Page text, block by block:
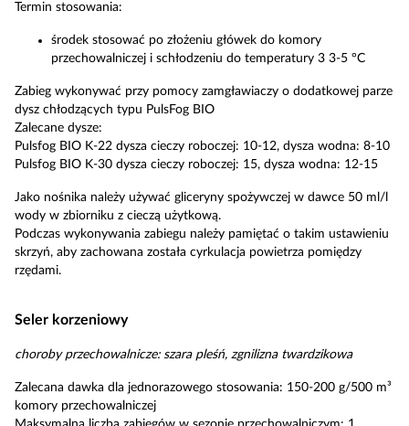
Termin stosowania:
środek stosować po złożeniu główek do komory
przechowalniczej i schłodzeniu do temperatury 3 3-5 °C
Zabieg wykonywać przy pomocy zamgławiaczy o dodatkowej parze
dysz chłodzących typu PulsFog BIO
Zalecane dysze:
Pulsfog BIO K-22 dysza cieczy roboczej: 10-12, dysza wodna: 8-10
Pulsfog BIO K-30 dysza cieczy roboczej: 15, dysza wodna: 12-15
Jako nośnika należy używać gliceryny spożywczej w dawce 50 ml/l
wody w zbiorniku z cieczą użytkową.
Podczas wykonywania zabiegu należy pamiętać o takim ustawieniu
skrzyń, aby zachowana została cyrkulacja powietrza pomiędzy
rzędami.
Seler korzeniowy
choroby przechowalnicze: szara pleśń, zgnilizna twardzikowa
Zalecana dawka dla jednorazowego stosowania: 150-200 g/500 m³
komory przechowalniczej